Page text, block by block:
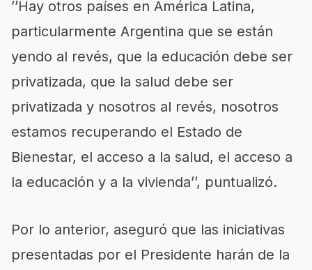
’’Hay otros países en América Latina,
particularmente Argentina que se están
yendo al revés, que la educación debe ser
privatizada, que la salud debe ser
privatizada y nosotros al revés, nosotros
estamos recuperando el Estado de
Bienestar, el acceso a la salud, el acceso a
la educación y a la vivienda’’, puntualizó.
Por lo anterior, aseguró que las iniciativas
presentadas por el Presidente harán de la